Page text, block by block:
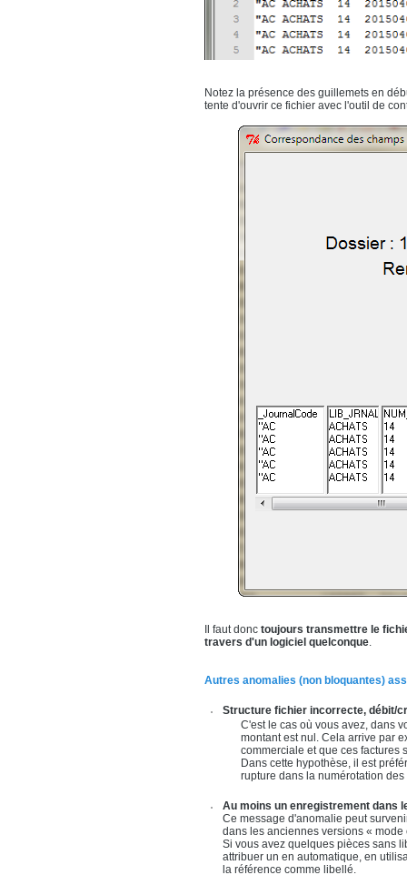
Notez la présence des guillemets en
tente d'ouvrir ce fichier avec l'outil de
Il faut donc toujours transmettre le
travers d'un logiciel quelconque.
Autres anomalies (non bloquantes)
Structure fichier incorrecte, débit/
C'est le cas où vous avez, dans
montant est nul. Cela arrive par
commerciale et que ces factures
Dans cette hypothèse, il est
rupture dans la numérotation
Au moins un enregistrement dans
Ce message d'anomalie peut
dans les anciennes versions «
Si vous avez quelques pièces sans
attribuer un en automatique, en
la référence comme libellé.